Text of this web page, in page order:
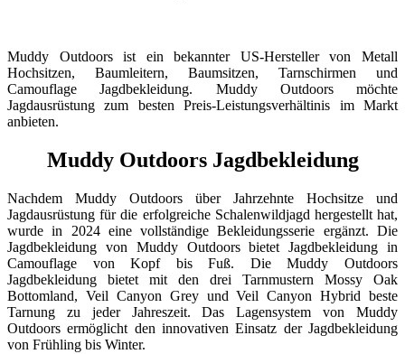
Muddy Outdoors ist ein bekannter US-Hersteller von Metall
Hochsitzen, Baumleitern, Baumsitzen, Tarnschirmen und
Camouflage Jagdbekleidung. Muddy Outdoors möchte
Jagdausrüstung zum besten Preis-Leistungsverhältinis im Markt
anbieten.
Muddy Outdoors Jagdbekleidung
Nachdem Muddy Outdoors über Jahrzehnte Hochsitze und
Jagdausrüstung für die erfolgreiche Schalenwildjagd hergestellt hat,
wurde in 2024 eine vollständige Bekleidungsserie ergänzt. Die
Jagdbekleidung von Muddy Outdoors bietet Jagdbekleidung in
Camouflage von Kopf bis Fuß. Die Muddy Outdoors
Jagdbekleidung bietet mit den drei Tarnmustern Mossy Oak
Bottomland, Veil Canyon Grey und Veil Canyon Hybrid beste
Tarnung zu jeder Jahreszeit. Das Lagensystem von Muddy
Outdoors ermöglicht den innovativen Einsatz der Jagdbekleidung
von Frühling bis Winter.